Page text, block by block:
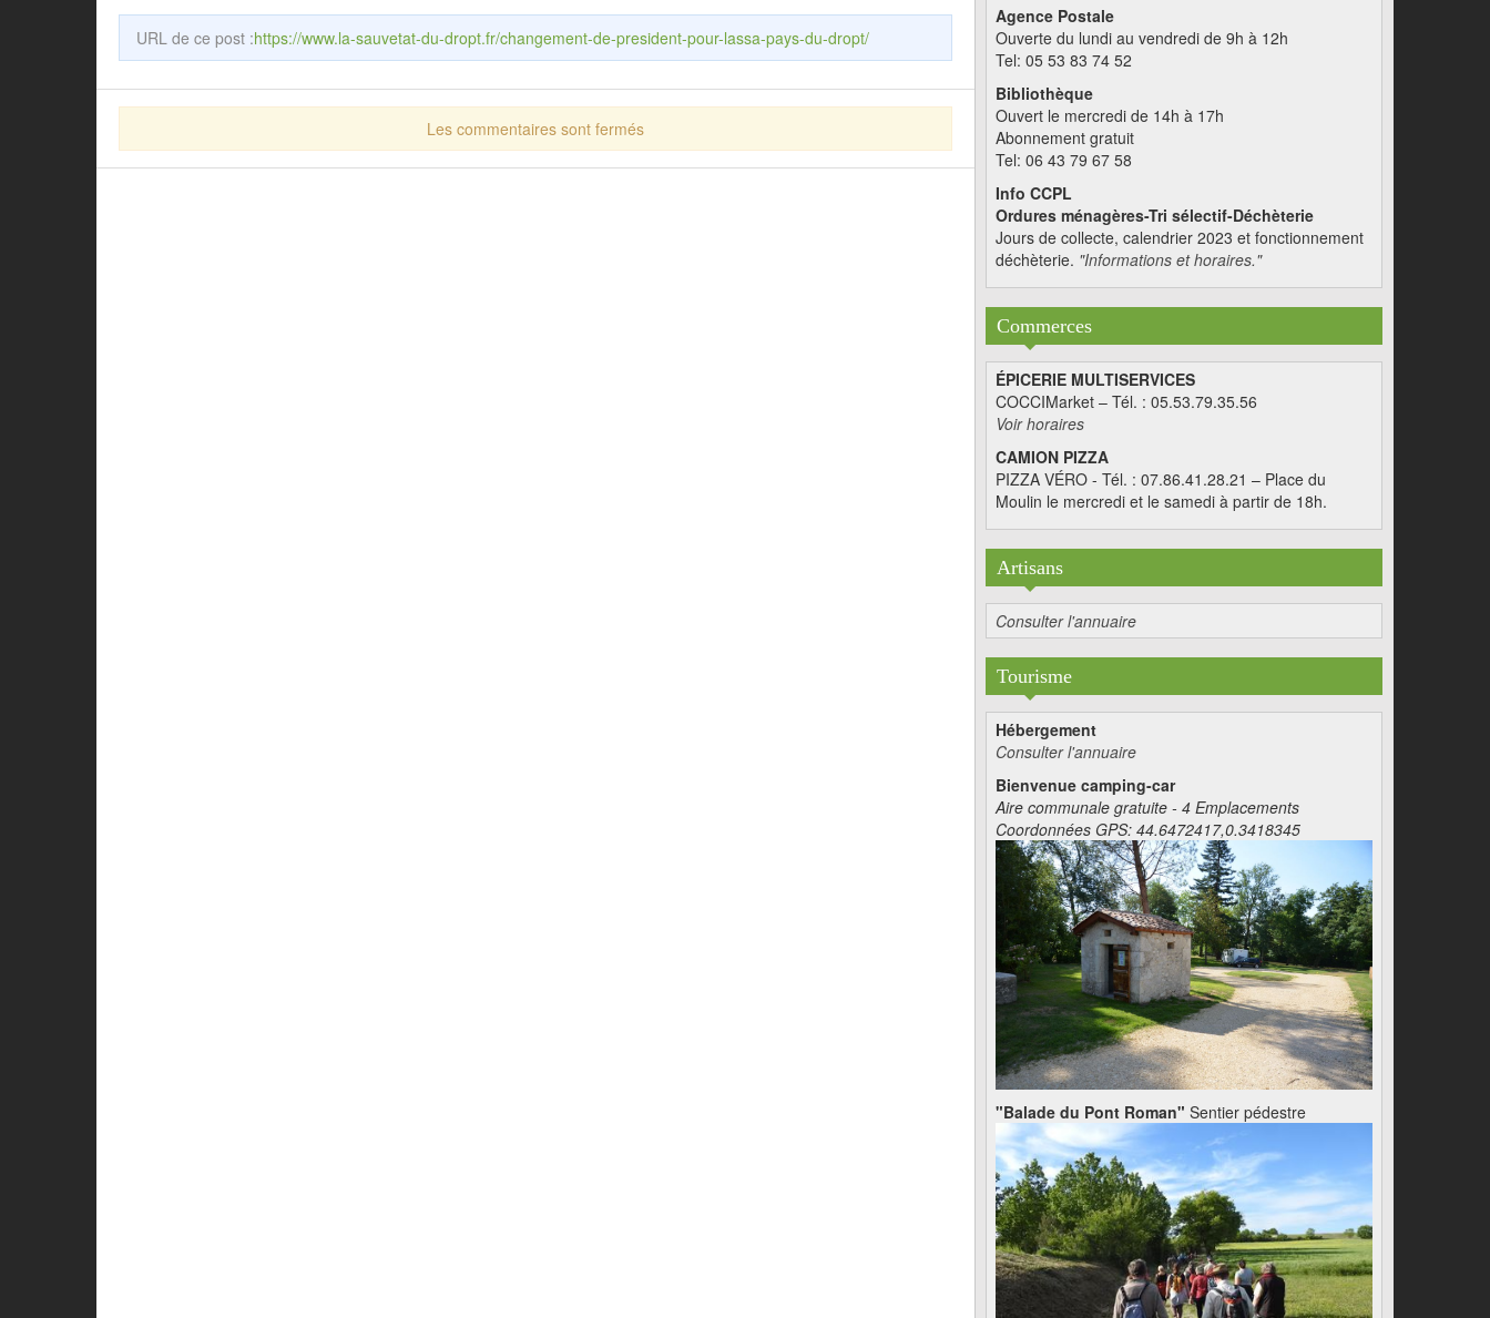
URL de ce post :https://www.la-sauvetat-du-dropt.fr/changement-de-president-pour-lassa-pays-du-dropt/
Les commentaires sont fermés
Agence Postale
Ouverte du lundi au vendredi de 9h à 12h
Tel: 05 53 83 74 52
Bibliothèque
Ouvert le mercredi de 14h à 17h
Abonnement gratuit
Tel: 06 43 79 67 58
Info CCPL
Ordures ménagères-Tri sélectif-Déchèterie
Jours de collecte, calendrier 2023 et fonctionnement
déchèterie. "Informations et horaires."
Commerces
ÉPICERIE MULTISERVICES
COCCIMarket – Tél. : 05.53.79.35.56
Voir horaires
CAMION PIZZA
PIZZA VÉRO - Tél. : 07.86.41.28.21 – Place du
Moulin le mercredi et le samedi à partir de 18h.
Artisans
Consulter l'annuaire
Tourisme
Hébergement
Consulter l'annuaire
Bienvenue camping-car
Aire communale gratuite - 4 Emplacements
Coordonnées GPS: 44.6472417,0.3418345
"Balade du Pont Roman" Sentier pédestre